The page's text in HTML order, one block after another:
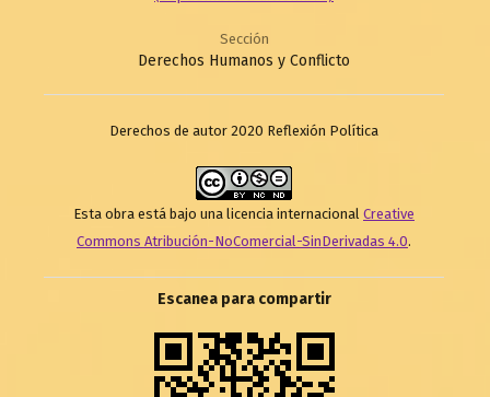
Sección
Derechos Humanos y Conflicto
Derechos de autor 2020 Reflexión Política
Esta obra está bajo una licencia internacional Creative
Commons Atribución-NoComercial-SinDerivadas 4.0.
Escanea para compartir